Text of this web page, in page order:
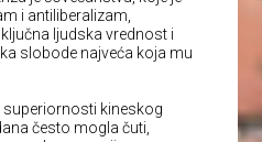
i antiliberalizam,
ljudska vrednost i
slobode najveća koja mu
superiornosti kineskog
često mogla čuti,